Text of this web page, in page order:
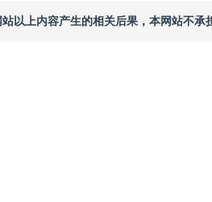
以上内容产生的相关后果，本网站不承